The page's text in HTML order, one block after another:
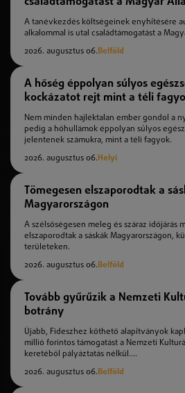
A tanévkezdés költségeinek enyhítésére
alkalommal is utal családtámogatást a
2026. augusztus 06.Belföld
A hőség éppolyan súlyos
kockázatot rejt mint a téli
Nem minden hajléktalan ember gondol a
pedig a hőhullámok éppolyan súlyos
jelentenek számukra, mint a téli fagyok.
2026. augusztus 06. Helyi
Tömegesen elszaporodtak a
Magyarországon
A szélsőségesen meleg és száraz időjárás
elszaporodtak a sáskák Magyarországon,
területeken.
2026. augusztus 06.Belföld
Tovább gyűrűzik a Nemzeti
botrány
Újabb, Fideszhez köthető alapítványok
millió forintos támogatást a Nemzeti
keretéből pályáztatás nélkül....
2026. augusztus 06.Belföld